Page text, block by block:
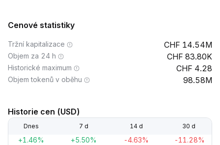
Cenové statistiky
Tržní kapitalizace 14.54M
Objem za 24 h 83.80K
Historické maximum 4.28
Objem tokenů v oběhu 98.58M
Historie cen (USD)
Dnes 7 d 14 d 30 d
+1.46% +5.50% -4.63% -11.28%